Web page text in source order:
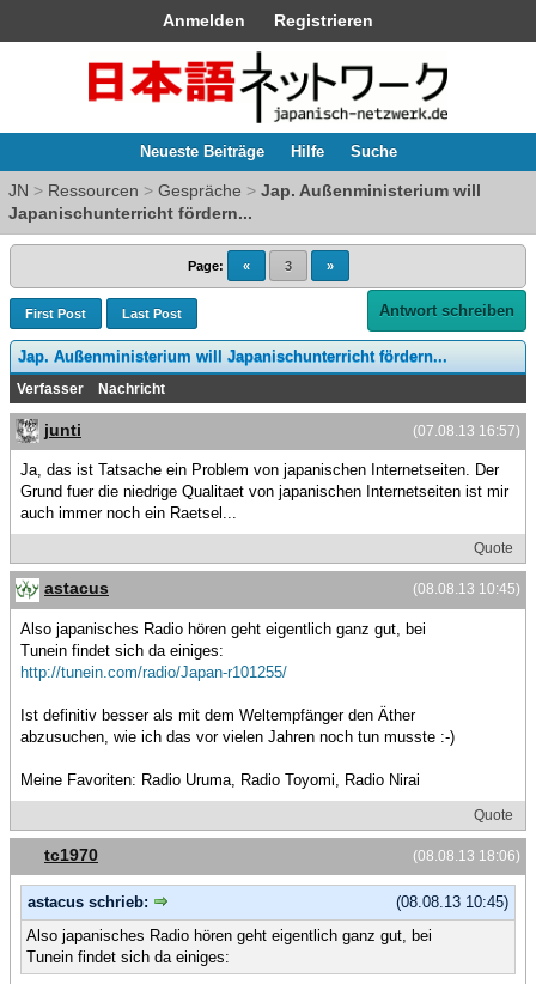
Anmelden Registrieren
Neueste Beiträge Hilfe Suche
JN > Ressourcen > Gespräche > Jap. Außenministerium will
Japanischunterricht fördern...
Page: « 3 »
First Post Last Post Antwort schreiben
Jap. Außenministerium will Japanischunterricht fördern...
Verfasser Nachricht
(07.08.13 16:57)
junti
Ja, das ist Tatsache ein Problem von japanischen Internetseiten. Der
Grund fuer die niedrige Qualitaet von japanischen Internetseiten ist mir
auch immer noch ein Raetsel...
Quote
(08.08.13 10:45)
astacus
Also japanisches Radio hören geht eigentlich ganz gut, bei
Tunein findet sich da einiges:
http://tunein.com/radio/Japan-r101255/
Ist definitiv besser als mit dem Weltempfänger den Äther
abzusuchen, wie ich das vor vielen Jahren noch tun musste :-)
Meine Favoriten: Radio Uruma, Radio Toyomi, Radio Nirai
Quote
(08.08.13 18:06)
tc1970
(08.08.13 10:45)
astacus schrieb:
Also japanisches Radio hören geht eigentlich ganz gut, bei
Tunein findet sich da einiges: